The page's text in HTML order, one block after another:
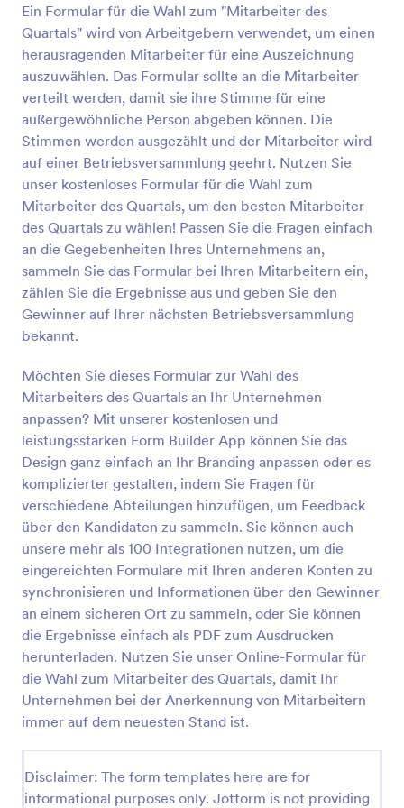
Ein Formular für die Wahl zum "Mitarbeiter des
Quartals" wird von Arbeitgebern verwendet, um einen
herausragenden Mitarbeiter für eine Auszeichnung
auszuwählen. Das Formular sollte an die Mitarbeiter
verteilt werden, damit sie ihre Stimme für eine
außergewöhnliche Person abgeben können. Die
Stimmen werden ausgezählt und der Mitarbeiter wird
auf einer Betriebsversammlung geehrt. Nutzen Sie
unser kostenloses Formular für die Wahl zum
Mitarbeiter des Quartals, um den besten Mitarbeiter
des Quartals zu wählen! Passen Sie die Fragen einfach
an die Gegebenheiten Ihres Unternehmens an,
sammeln Sie das Formular bei Ihren Mitarbeitern ein,
zählen Sie die Ergebnisse aus und geben Sie den
Gewinner auf Ihrer nächsten Betriebsversammlung
bekannt.
Möchten Sie dieses Formular zur Wahl des
Mitarbeiters des Quartals an Ihr Unternehmen
anpassen? Mit unserer kostenlosen und
leistungsstarken Form Builder App können Sie das
Design ganz einfach an Ihr Branding anpassen oder es
komplizierter gestalten, indem Sie Fragen für
verschiedene Abteilungen hinzufügen, um Feedback
über den Kandidaten zu sammeln. Sie können auch
unsere mehr als 100 Integrationen nutzen, um die
eingereichten Formulare mit Ihren anderen Konten zu
synchronisieren und Informationen über den Gewinner
an einem sicheren Ort zu sammeln, oder Sie können
die Ergebnisse einfach als PDF zum Ausdrucken
herunterladen. Nutzen Sie unser Online-Formular für
die Wahl zum Mitarbeiter des Quartals, damit Ihr
Unternehmen bei der Anerkennung von Mitarbeitern
immer auf dem neuesten Stand ist.
Disclaimer: The form templates here are for
informational purposes only. Jotform is not providing
Vorschau
Mitarbeiter Des Monats Abstimmformular
Ein Formular für die Wahl zum "Mitarbeiter des
Quartals" wird von Arbeitgebern verwendet, um
einen herausragenden Mitarbeiter für eine
Auszeichnung auszuwählen. Das Formular sollte an
die Mitarbeiter verteilt werden, damit sie ihre
Stimme für eine außergewöhnliche Person abgeben
können. Die Stimmen werden ausgezählt und der
Mitarbeiter wird auf einer Betriebsversammlung
geehrt. Nutzen Sie unser kostenloses Formular für
die Wahl zum Mitarbeiter des Quartals, um den
besten Mitarbeiter des Quartals zu wählen! Passen
Sie die Fragen einfach an die Gegebenheiten Ihres
Unternehmens an, sammeln Sie das Formular bei
Ihren Mitarbeitern ein, zählen Sie die Ergebnisse aus
und geben Sie den Gewinner auf Ihrer nächsten
Betriebsversammlung bekannt. Möchten Sie dieses
Formular zur Wahl des Mitarbeiters des Quartals an
kostenlosen und leistungsstarken Form Builder App
können Sie das Design ganz einfach an Ihr Branding
Go to Category:
Award-Formulare
Vorlage verwenden
Vorschau